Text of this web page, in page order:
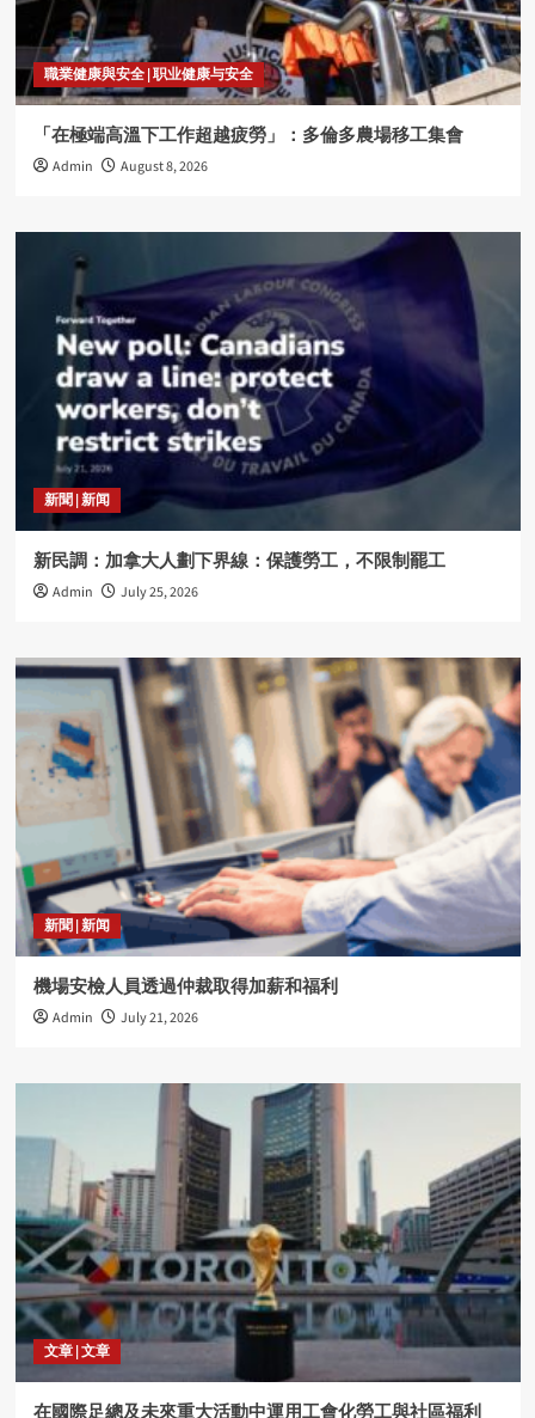
職業健康與安全 | 职业健康与安全
「在極端高溫下工作超越疲勞」：多倫多農場移工集會
Admin August 8, 2026
新聞 | 新闻
新民調：加拿大人劃下界線：保護勞工，不限制罷工
Admin July 25, 2026
新聞 | 新闻
機場安檢人員透過仲裁取得加薪和福利
Admin July 21, 2026
文章 | 文章
在國際足總及未來重大活動中運用工會化勞工與社區福利